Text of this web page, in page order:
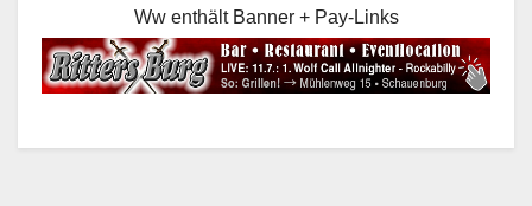
Ww enthält Banner + Pay-Links